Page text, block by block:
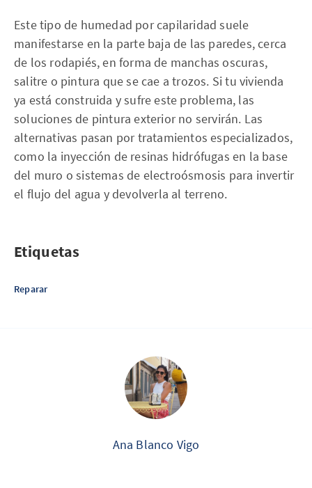
Este tipo de humedad por capilaridad suele
manifestarse en la parte baja de las paredes, cerca
de los rodapiés, en forma de manchas oscuras,
salitre o pintura que se cae a trozos. Si tu vivienda
ya está construida y sufre este problema, las
soluciones de pintura exterior no servirán. Las
alternativas pasan por tratamientos especializados,
como la inyección de resinas hidrófugas en la base
del muro o sistemas de electroósmosis para invertir
el flujo del agua y devolverla al terreno.
Etiquetas
Reparar
Ana Blanco Vigo